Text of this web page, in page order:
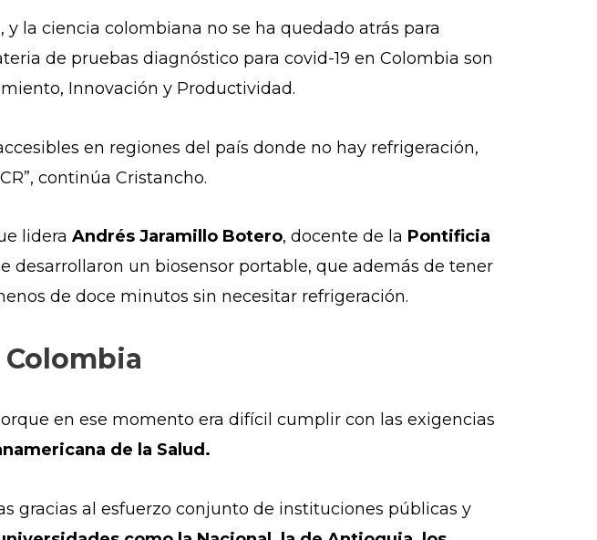
la ciencia colombiana no se ha quedado atrás para
de pruebas diagnóstico para covid-19 en Colombia son
Innovación y Productividad.
en regiones del país donde no hay refrigeración,
continúa Cristancho.
lidera Andrés Jaramillo Botero, docente de la Pontificia
desarrollaron un biosensor portable, que además de tener
de doce minutos sin necesitar refrigeración.
en ese momento era difícil cumplir con las exigencias
de la Salud.
gracias al esfuerzo conjunto de instituciones públicas y